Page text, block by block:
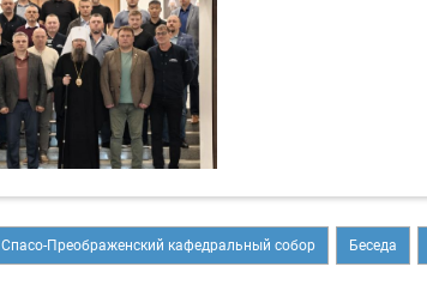
Спасо-Преображенский кафедральный собор Беседа